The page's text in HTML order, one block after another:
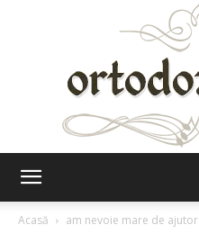
Acasă
am nevoie mare de ajutor